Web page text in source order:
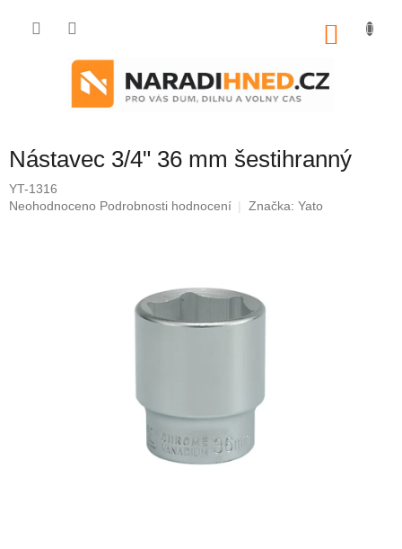
Nástavec 3/4" 36 mm šestihranný
YT-1316
Průměrné
Neohodnoceno Podrobnosti hodnocení Značka: Yato